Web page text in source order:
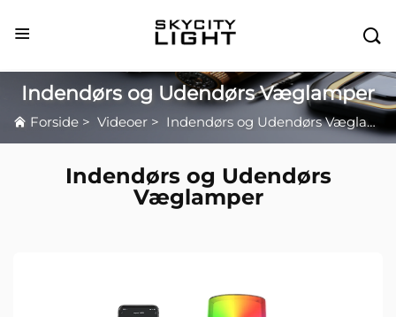

Indendørs og Udendørs Væglamper
Forside > Videoer > Indendørs og Udendørs Væglamper
Indendørs og Udendørs
Væglamper